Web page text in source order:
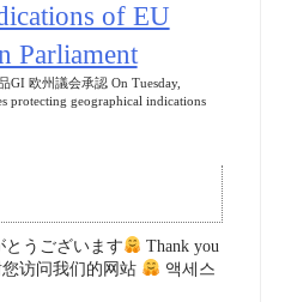
of EU
Parliament
欧州議会承認 On Tuesday,
protecting geographical indications
とうございます
Thank you
访问我们的网站
액세스